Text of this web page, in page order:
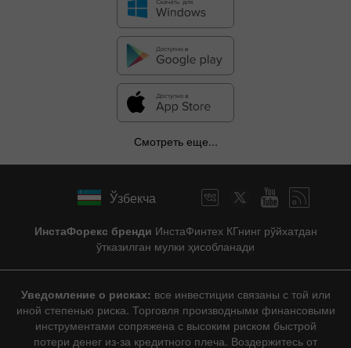
Смотреть еще...
Ўзбекча
ИнстаФорекс бренди ИнстаФинтех КГнинг рўйхатдан
ўтказилган мулки ҳисобланади
Уведомление о рисках: все инвестиции связаны с той или
иной степенью риска. Торговля производными финансовыми
инструментами сопряжена с высоким риском быстрой
потери денег из-за кредитного плеча. Воздержитесь от